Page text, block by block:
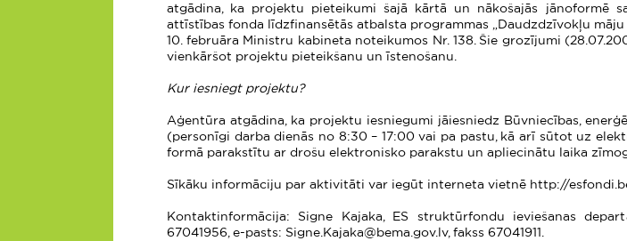
atgādina, ka projektu pieteikumi šajā kārtā un nākošajās jānoformē
attīstības fonda līdzfinansētās atbalsta programmas „Daudzdzīvokļu
10. februāra Ministru kabineta noteikumos Nr. 138. Šie grozījumi
vienkāršot projektu pieteikšanu un īstenošanu.
Kur iesniegt projektu?
Aģentūra atgādina, ka projektu iesniegumi jāiesniedz Būvniecības,
(personīgi darba dienās no 8:30 – 17:00 vai pa pastu, kā arī sūtot uz
formā parakstītu ar drošu elektronisko parakstu un apliecinātu laika
Sīkāku informāciju par aktivitāti var iegūt interneta vietnē http://
Kontaktinformācija: Signe Kajaka, ES struktūrfondu ieviešanas
67041956, e-pasts: Signe.Kajaka@bema.gov.lv, fakss 67041911.